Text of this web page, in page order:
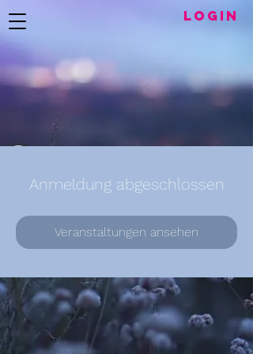
LogIN
Anmeldung abgeschlossen
Veranstaltungen ansehen